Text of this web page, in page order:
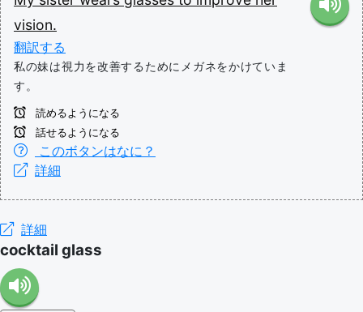
vision.
翻訳する
私の妹は視力を改善するためにメガネをかけていま
す。
読めるようになる
話せるようになる
このボタンはなに？
詳細
詳細
cocktail glass